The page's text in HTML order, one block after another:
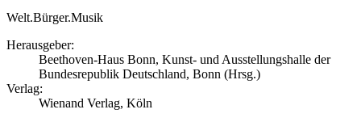
Welt.Bürger.Musik
Herausgeber:
Beethoven-Haus Bonn, Kunst- und Ausstellungshalle der
Bundesrepublik Deutschland, Bonn (Hrsg.)
Verlag:
Wienand Verlag, Köln